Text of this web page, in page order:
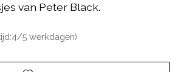
van Peter Black.
5 werkdagen)